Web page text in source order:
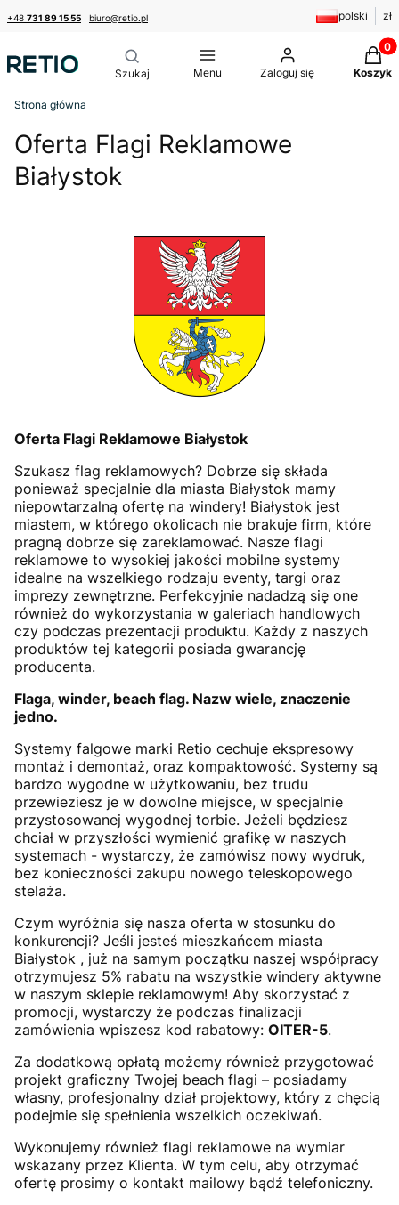
+48 731 89 15 55 biuro@retio.pl polski zł
Menu Zaloguj się Koszyk
Strona główna
Oferta Flagi Reklamowe
Białystok
Oferta Flagi Reklamowe Białystok
Szukasz flag reklamowych? Dobrze się składa
ponieważ specjalnie dla miasta Białystok mamy
niepowtarzalną ofertę na windery! Białystok jest
miastem, w którego okolicach nie brakuje firm, które
pragną dobrze się zareklamować. Nasze flagi
reklamowe to wysokiej jakości mobilne systemy
idealne na wszelkiego rodzaju eventy, targi oraz
imprezy zewnętrzne. Perfekcyjnie nadadzą się one
również do wykorzystania w galeriach handlowych
czy podczas prezentacji produktu. Każdy z naszych
produktów tej kategorii posiada gwarancję
producenta.
Flaga, winder, beach flag. Nazw wiele, znaczenie
jedno.
Systemy falgowe marki Retio cechuje ekspresowy
montaż i demontaż, oraz kompaktowość. Systemy są
bardzo wygodne w użytkowaniu, bez trudu
przewieziesz je w dowolne miejsce, w specjalnie
przystosowanej wygodnej torbie. Jeżeli będziesz
chciał w przyszłości wymienić grafikę w naszych
systemach - wystarczy, że zamówisz nowy wydruk,
bez konieczności zakupu nowego teleskopowego
stelaża.
Czym wyróżnia się nasza oferta w stosunku do
konkurencji? Jeśli jesteś mieszkańcem miasta
Białystok , już na samym początku naszej współpracy
otrzymujesz 5% rabatu na wszystkie windery aktywne
w naszym sklepie reklamowym! Aby skorzystać z
promocji, wystarczy że podczas finalizacji
zamówienia wpiszesz kod rabatowy: OITER-5.
Za dodatkową opłatą możemy również przygotować
projekt graficzny Twojej beach flagi – posiadamy
własny, profesjonalny dział projektowy, który z chęcią
podejmie się spełnienia wszelkich oczekiwań.
Wykonujemy również flagi reklamowe na wymiar
wskazany przez Klienta. W tym celu, aby otrzymać
ofertę prosimy o kontakt mailowy bądź telefoniczny.